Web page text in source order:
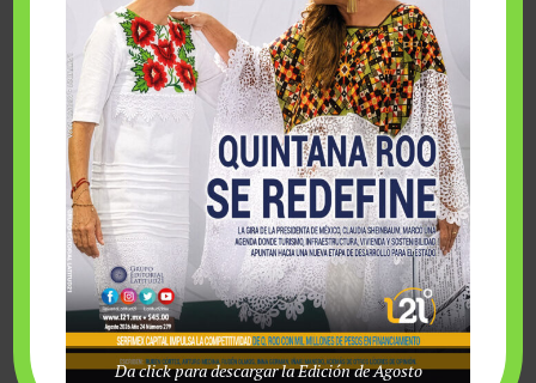
Fairmont Mayakoba y Make-A-Wish México unieron
esfuerzos para hacer realidad el deseo de una …
Da click para descargar la Edición de Agosto